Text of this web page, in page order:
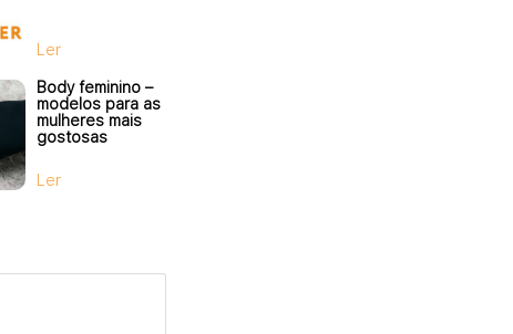
Ler
Body feminino –
modelos para as
mulheres mais
gostosas
Ler